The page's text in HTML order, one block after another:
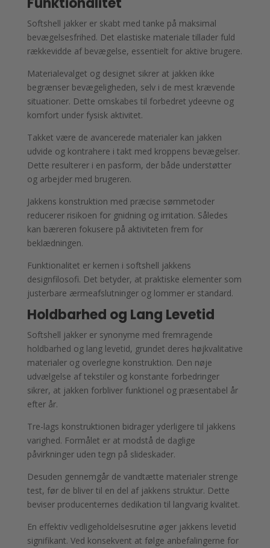
Softshell jakker er skabt med tanke på maksimal
bevægelsesfrihed. Det elastiske materiale tillader fuld
rækkevidde af bevægelse, essentielt for aktive brugere.
Materialevalget og designet sikrer at jakken ikke
begrænser bevægeligheden, selv i de mest krævende
situationer. Dette omskabes til forbedret ydeevne og
komfort under fysisk aktivitet.
Takket være de avancerede materialer kan jakken
udvide og kontrahere i takt med kroppens bevægelser.
Dette resulterer i en pasform, der både understøtter
og arbejder med brugeren.
Jakkens konstruktion med præcise sømmetoder
reducerer risikoen for gnidning og irritation. Således
kan bæreren fokusere på aktiviteten frem for
beklædningen.
Funktionalitet er kernen i softshell jakkens
designfilosofi. Det betyder, at praktiske elementer som
justerbare ærmeafslutninger og lommer er standard.
Holdbarhed og Lang Levetid
Softshell jakker er synonyme med fremragende
holdbarhed og lang levetid, grundet deres højkvalitative
materialer og overlegne konstruktion. Den nøje
udvælgelse af tekstiler og konstante forbedringer
sikrer, at jakken forbliver funktionel og præsentabel år
efter år.
Tre-lags konstruktionen bidrager yderligere til jakkens
varighed. Formålet er at modstå de daglige
påvirkninger uden tegn på slideskader.
Desuden gennemgår de vandtætte materialer strenge
test, før de bliver til en del af jakkens struktur. Dette
beviser producenternes dedikation til langvarig kvalitet.
En effektiv vedligeholdelsesrutine øger jakkens levetid
signifikant. Ved konsekvent at følge anbefalingerne for